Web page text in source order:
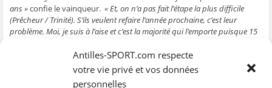
Antilles-SPORT.com respecte
votre vie privé et vos données
personnelles
ans »confie le vainqueur.« Et, on n’a pas fait l’étape la plus difficile
(Prêcheur / Trinité). S’ils veulent refaire l’année prochaine, c’est leur
problème. Moi, je suis à l’aise et c’est la majorité qui l’emporte puisque 15
Félix Mérine savoure sa victoire acquise sur cette édition inédite, dans
le sens des aiguilles d’une montre. Mais, l’heure de la retraite n’a pas
« Avec ces jeunes qui montent, l’avenir sera intéressant